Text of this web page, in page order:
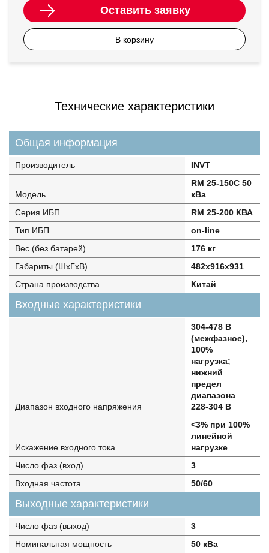
Оставить заявку
В корзину
Технические характеристики
Общая информация
Производитель INVT
Модель
RM 25-150C 50
кВа
Серия ИБП
RM 25-200 КВА
Тип ИБП
on-line
Вес (без батарей)
176 кг
Габариты (ШхГхВ)
482х916х931
Страна производства
Китай
Входные характеристики
Диапазон входного напряжения
304-478 В
(межфазное),
100%
нагрузка;
нижний
предел
диапазона
228-304 В
Искажение входного тока
<3% при 100%
линейной
нагрузке
Число фаз (вход)
3
Входная частота
50/60
Выходные характеристики
Число фаз (выход)
3
Номинальная мощность
50 кВа